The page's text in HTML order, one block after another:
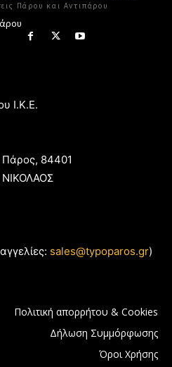
Πάρου και Αντιπάρου
Ι.Κ.Ε.
Πάρος, 84401
sales@typoparos.gr)
Πολιτική απορρήτου & Cookies
Δήλωση Συμμόρφωσης
Όροι Χρήσης